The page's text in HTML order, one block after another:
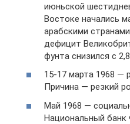
июньской
Востоке начались
арабскими
дефицит
фунта снизился с
15-17 марта 1968 —
Причина — резкий
Май 1968 —
Национальный